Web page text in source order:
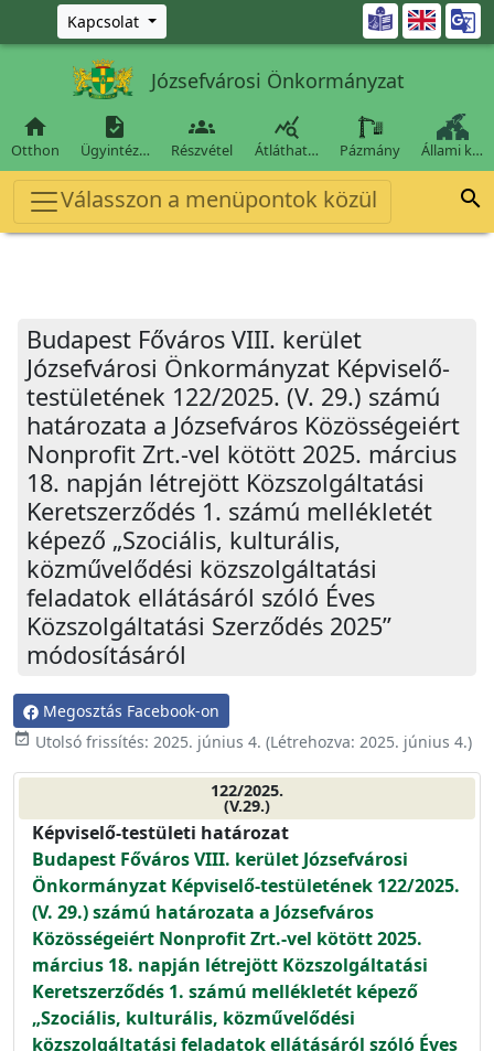
Ugrás a fő tartalomra
Kapcsolat 
Józsefvárosi Önkormányzat

Otthon

Ügyintéz…

Részvétel

Átláthat… Pázmány Állami k…
Válasszon a menüpontok közül 
Budapest Főváros VIII. kerület
Józsefvárosi Önkormányzat Képviselő-
testületének 122/2025. (V. 29.) számú
határozata a Józsefváros Közösségeiért
Nonprofit Zrt.-vel kötött 2025. március
18. napján létrejött Közszolgáltatási
Keretszerződés 1. számú mellékletét
képező „Szociális, kulturális,
közművelődési közszolgáltatási
feladatok ellátásáról szóló Éves
Közszolgáltatási Szerződés 2025”
módosításáról
Megosztás Facebook-on
event_available Utolsó frissítés: 2025. június 4. (Létrehozva: 2025. június 4.)
122/2025.
(V.29.)
Képviselő-testületi határozat
Budapest Főváros VIII. kerület Józsefvárosi
Önkormányzat Képviselő-testületének 122/2025.
(V. 29.) számú határozata a Józsefváros
Közösségeiért Nonprofit Zrt.-vel kötött 2025.
március 18. napján létrejött Közszolgáltatási
Keretszerződés 1. számú mellékletét képező
„Szociális, kulturális, közművelődési
közszolgáltatási feladatok ellátásáról szóló Éves